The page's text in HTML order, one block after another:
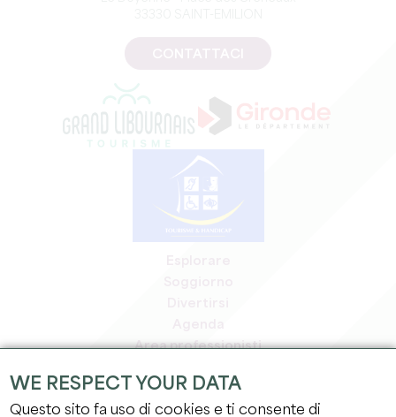
Area professionisti
Area stampa
Offerte di lavoro e stage
WE RESPECT YOUR DATA
Questo sito fa uso di cookies e ti consente di